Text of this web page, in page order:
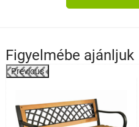
Figyelmébe ajánljuk
Previous